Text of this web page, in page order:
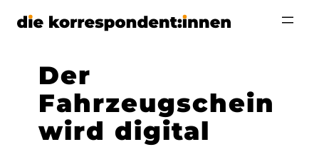
Zum
Der
Fahrzeugschein
wird digital